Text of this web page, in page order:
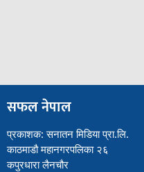
सफल नेपाल
प्रकाशक: सनातन मिडिया प्रा.लि.
काठमाडौ महानगरपलिका २६
कपुरधारा लैनचौर